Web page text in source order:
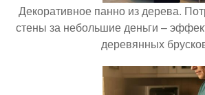
Декоративное панно из дерева.
стены за небольшие деньги –
деревянных